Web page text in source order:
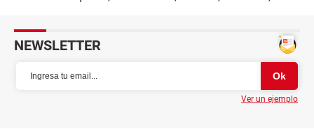
NEWSLETTER
Ver un ejemplo